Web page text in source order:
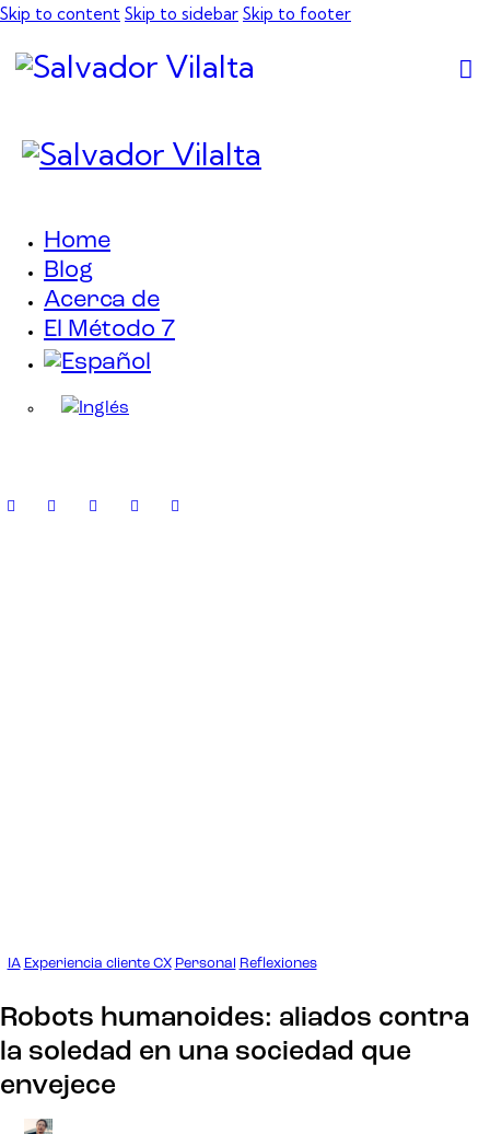
Skip to content Skip to sidebar Skip to footer
Home
Blog
Acerca de
El Método 7
IA Experiencia cliente CX Personal Reflexiones
Robots humanoides: aliados contra
la soledad en una sociedad que
envejece